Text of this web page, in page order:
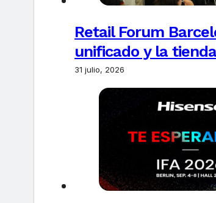
Retail Forum
unificado y la
31 julio, 2026